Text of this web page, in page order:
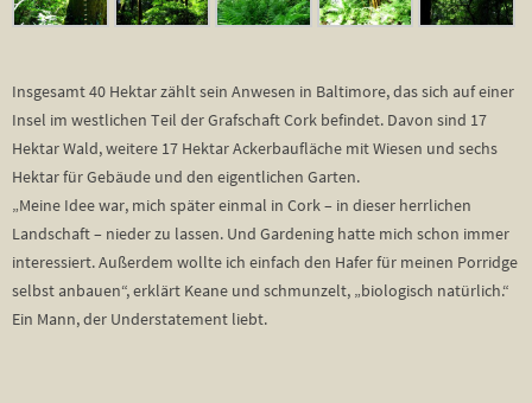
Insgesamt 40 Hektar zählt sein Anwesen in Baltimore, das sich auf einer
Insel im westlichen Teil der Grafschaft Cork befindet. Davon sind 17
Hektar Wald, weitere 17 Hektar Ackerbaufläche mit Wiesen und sechs
Hektar für Gebäude und den eigentlichen Garten.
„Meine Idee war, mich später einmal in Cork – in dieser herrlichen
Landschaft – nieder zu lassen. Und Gardening hatte mich schon immer
interessiert. Außerdem wollte ich einfach den Hafer für meinen Porridge
selbst anbauen“, erklärt Keane und schmunzelt, „biologisch natürlich.“
Ein Mann, der Understatement liebt.